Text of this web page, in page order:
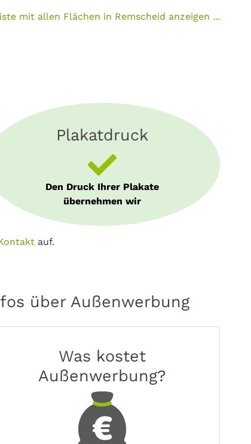
mit allen Flächen in Remscheid anzeigen ...
Plakatdruck
Den Druck Ihrer Plakate
übernehmen wir
auf.
über Außenwerbung
Was kostet
Außenwerbung?